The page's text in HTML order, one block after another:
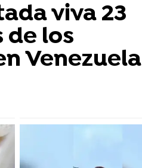
viva 23
de los
Venezuela